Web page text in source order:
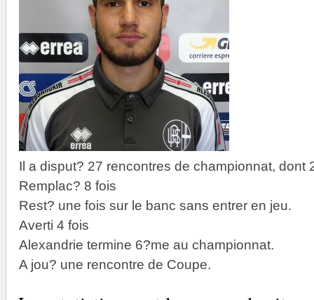
Il a disput? 27 rencontres de championnat, dont
Remplac? 8 fois
Rest? une fois sur le banc sans entrer en jeu.
Averti 4 fois
Alexandrie termine 6?me au championnat.
A jou? une rencontre de Coupe.